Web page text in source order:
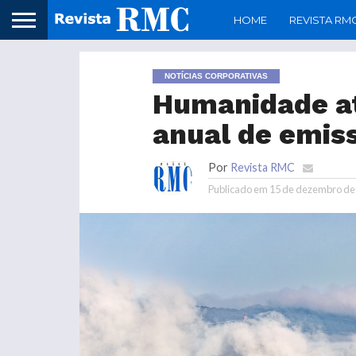
HOME REVISTA
NOTÍCIAS CORPORATIVAS
Humanidade
anual de
Por Revista RMC
Publicado em 15 de dezembro